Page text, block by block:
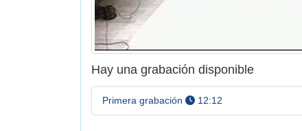
Hay una grabación disponible
Primera grabación a las
12:12